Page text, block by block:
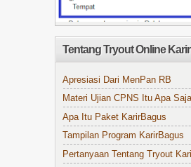
Tentang Tryout Online
Apresiasi Dari MenPan RB
Materi Ujian CPNS Itu Apa
Apa Itu Paket KarirBagus
Tampilan Program KarirBagus
Pertanyaan Tentang Tryout